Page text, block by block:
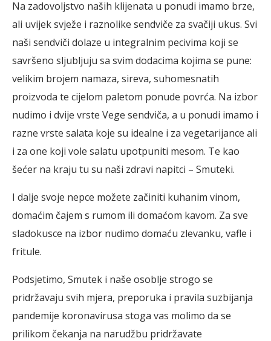
Na zadovoljstvo naših klijenata u ponudi imamo brze,
ali uvijek svježe i raznolike sendviče za svačiji ukus. Svi
naši sendviči dolaze u integralnim pecivima koji se
savršeno sljubljuju sa svim dodacima kojima se pune:
velikim brojem namaza, sireva, suhomesnatih
proizvoda te cijelom paletom ponude povrća. Na izbor
nudimo i dvije vrste Vege sendviča, a u ponudi imamo i
razne vrste salata koje su idealne i za vegetarijance ali
i za one koji vole salatu upotpuniti mesom. Te kao
šećer na kraju tu su naši zdravi napitci – Smuteki.
I dalje svoje nepce možete začiniti kuhanim vinom,
domaćim čajem s rumom ili domaćom kavom. Za sve
sladokusce na izbor nudimo domaću zlevanku, vafle i
fritule.
Podsjetimo, Smutek i naše osoblje strogo se
pridržavaju svih mjera, preporuka i pravila suzbijanja
pandemije koronavirusa stoga vas molimo da se
prilikom čekanja na narudžbu pridržavate